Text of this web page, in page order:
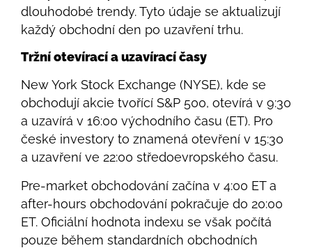
dlouhodobé trendy. Tyto údaje se aktualizují
každý obchodní den po uzavření trhu.
Tržní otevírací a uzavírací časy
New York Stock Exchange (NYSE), kde se
obchodují akcie tvořící S&P 500, otevírá v 9:30
a uzavírá v 16:00 východního času (ET). Pro
české investory to znamená otevření v 15:30
a uzavření ve 22:00 středoevropského času.
Pre-market obchodování začína v 4:00 ET a
after-hours obchodování pokračuje do 20:00
ET. Oficiální hodnota indexu se však počítá
pouze během standardních obchodních